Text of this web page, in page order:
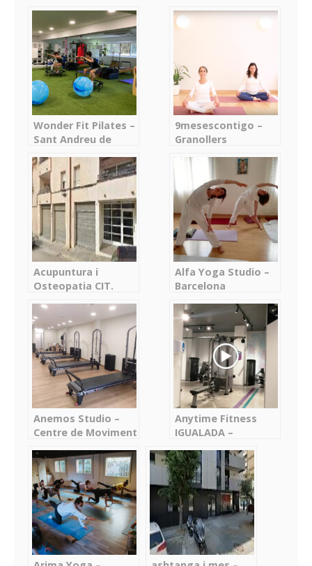
Llavaneres
Wonder Fit Pilates –
Sant Andreu de
9mesescontigo –
Granollers
Acupuntura i
Osteopatia CIT.
teràpies – Arenys de
Munt
Alfa Yoga Studio –
Barcelona
Anemos Studio –
Centre de Moviment
Cornellà de
Llobregat
Anytime Fitness
IGUALADA –